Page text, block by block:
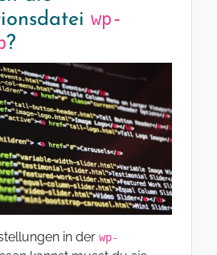
wp-
?
in der wp-